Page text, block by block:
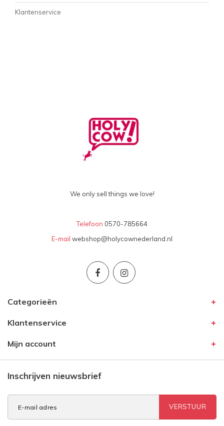
Klantenservice
We only sell things we love!
Telefoon 0570-785664
E-mail webshop@holycownederland.nl
Categorieën
Klantenservice
Mijn account
Inschrijven nieuwsbrief
VERSTUUR